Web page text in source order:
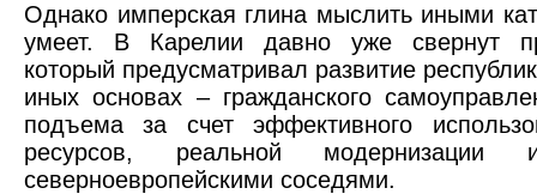
Однако имперская глина мыслить иными
умеет. В Карелии давно уже свернут
который предусматривал развитие
иных основах – гражданского
подъема за счет эффективного
ресурсов, реальной
северноевропейскими соседями.